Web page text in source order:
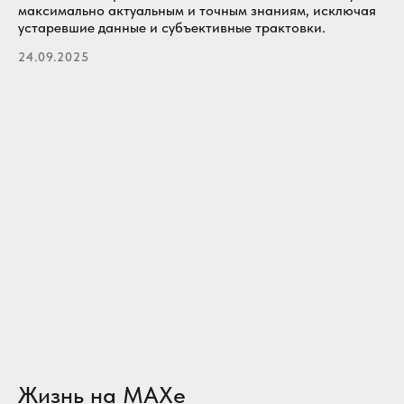
максимально актуальным и точным знаниям, исключая
устаревшие данные и субъективные трактовки.
24.09.2025
Жизнь на MAXе